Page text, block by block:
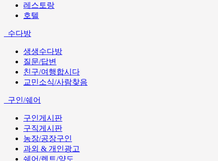
레스토랑
호텔
수다방
생생수다방
질문/답변
친구/여행합시다
교민소식/사람찾음
구인/쉐어
구인게시판
구직게시판
농장/공장구인
과외 & 개인광고
쉐어/렌트/양도